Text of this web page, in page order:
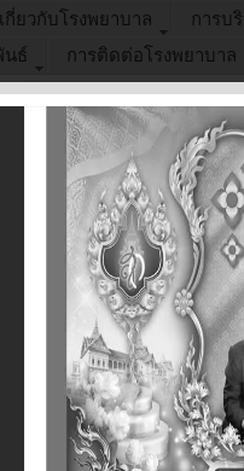
กี่ยวกับโรงพยาบาล การบ
นธ์
การติดต่อโรงพยาบาล